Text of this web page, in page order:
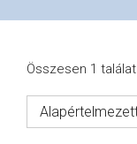
Összesen 1 találat